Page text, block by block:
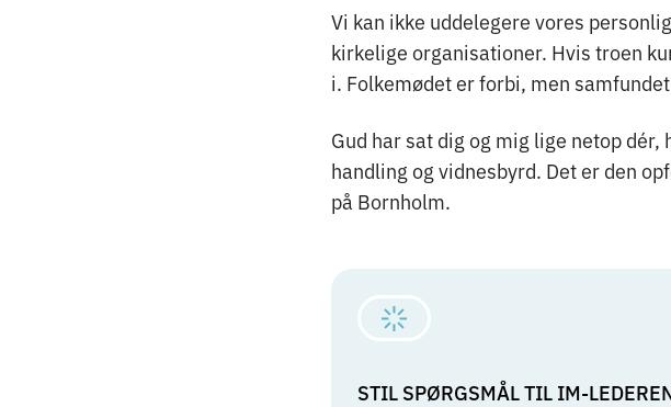
Vi kan ikke uddelegere vores
kirkelige organisationer. Hvis troen
i. Folkemødet er forbi, men
Gud har sat dig og mig lige netop
handling og vidnesbyrd. Det er den
på Bornholm.
STIL SPØRGSMÅL TIL IM-